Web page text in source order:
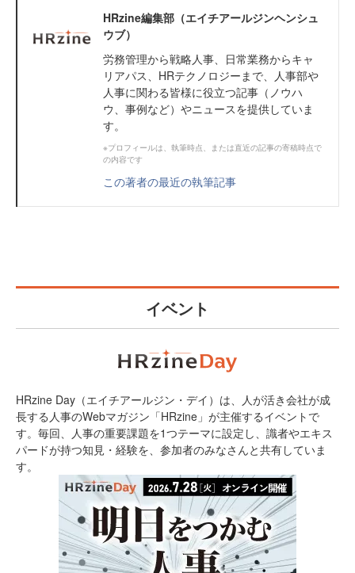
HRzine編集部（エイチアールジンヘンシュ
ウブ）
労務管理から戦略人事、日常業務からキャ
リアパス、HRテクノロジーまで、人事部や
人事に関わる皆様に役立つ記事（ノウハ
ウ、事例など）やニュースを提供していま
す。
※プロフィールは、執筆時点、または直近の記事の寄稿時点で
の内容です
この著者の最近の執筆記事
イベント
HRzine Day（エイチアールジン・デイ）は、人が活き会社が成
長する人事のWebマガジン「HRzine」が主催するイベントで
す。毎回、人事の重要課題を1つテーマに設定し、識者やエキス
パードが持つ知見・経験を、参加者のみなさんと共有していま
す。